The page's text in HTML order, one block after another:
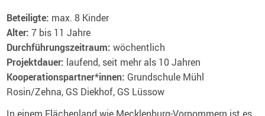
Beteiligte: max. 8 Kinder
Alter:7 bis 11 Jahre
Durchführungszeitraum:wöchentlich
Projektdauer: laufend, seit mehr als 10 Jahren
Kooperationspartner*innen: Grundschule Mühl
Rosin/Zehna, GS Diekhof, GS Lüssow
In einem Flächenland wie Mecklenburg-Vorpommern ist es